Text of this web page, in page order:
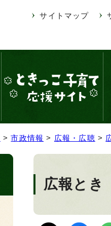
サイトマップ
>市政情報 > 広報・広聴 >
広報と